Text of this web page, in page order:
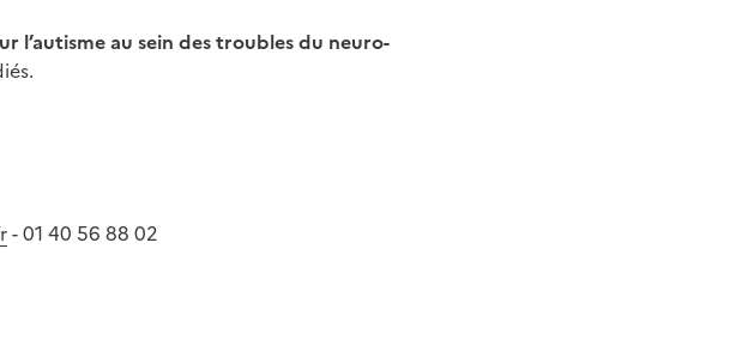
l’autisme au sein des troubles du neuro-
- 01 40 56 88 02